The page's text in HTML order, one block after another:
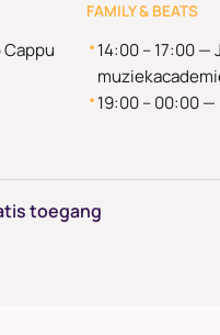
en OosterseFAMILY & BEATS
14:00 – 17:00 —
19:00 – 00:00 —
toegang